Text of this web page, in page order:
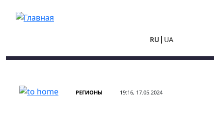
RU UA
РЕГИОНЫ 19:16, 17.05.2024